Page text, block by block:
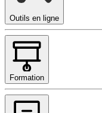
Outils en ligne
Formation